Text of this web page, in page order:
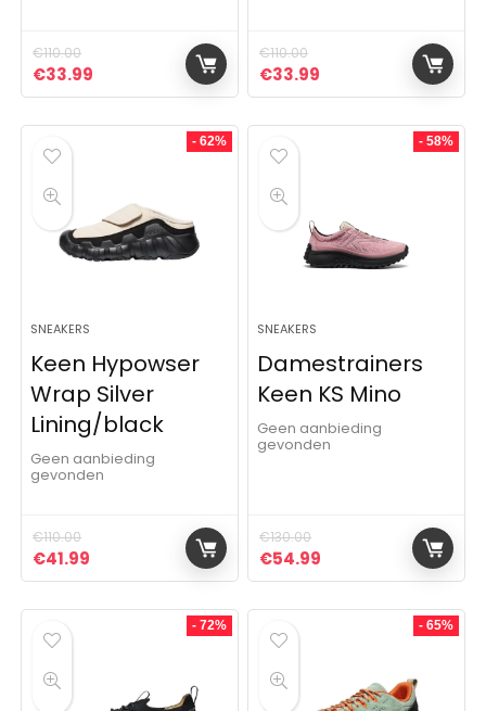
€110.00
Oorspronkelijke prijs was: €110.00.
€33.99 Huidige prijs is: €33.99.
€110.00
Oorspronkelijke prijs was:
€33.99 Huidige prijs is:
- 62%
SNEAKERS
Keen Hypowser
Wrap Silver
Lining/black
Geen aanbieding
gevonden
€110.00
Oorspronkelijke prijs was: €110.00.
€41.99 Huidige prijs is: €41.99.
- 58%
SNEAKERS
Damestrainers
Keen KS Mino
Geen aanbieding
gevonden
€130.00
Oorspronkelijke prijs was:
€54.99 Huidige prijs is:
- 72% - 65%